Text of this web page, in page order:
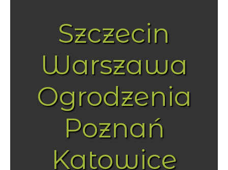
Szczecin
Warszawa
Ogrodzenia
Poznań
Katowice